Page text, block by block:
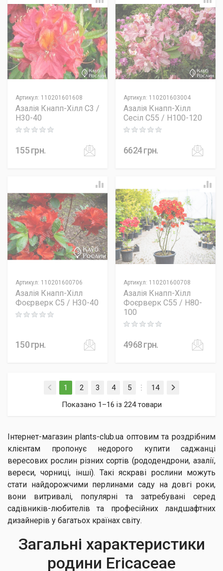
Артикул: 110201601608
Азалія Кнапп-Хілл C3 /
H30-40
Rating: 0 out of 5
155грн.
Артикул: 110201603004
Азалія Кнапп-Хілл
Сесіл C55 / H100-120
Rating: 0 out of 5
6624грн.
Артикул: 110201600706
Азалія Кнапп-Хілл
Фоєрверк C5 / H30-40
Rating: 0 out of 5
150грн.
Артикул: 110201600708
Азалія Кнапп-Хілл
Фоєрверк C55 / H80-
100
Rating: 0 out of 5
4968грн.
1 (current)
2 3 4 5
14
Показано 1–16 із 224 товари
Інтернет-магазин plants-club.ua оптовим та роздрібним
клієнтам пропонує недорого купити саджанці
вересових рослин різних сортів (рододендрони, азалії,
вереси, чорниці, інші). Такі яскраві рослини можуть
стати найдорожчими перлинами саду на довгі роки,
вони витривалі, популярні та затребувані серед
садівників-любителів та професійних ландшафтних
дизайнерів у багатьох країнах світу.
Загальні характеристики
родини Ericaceae